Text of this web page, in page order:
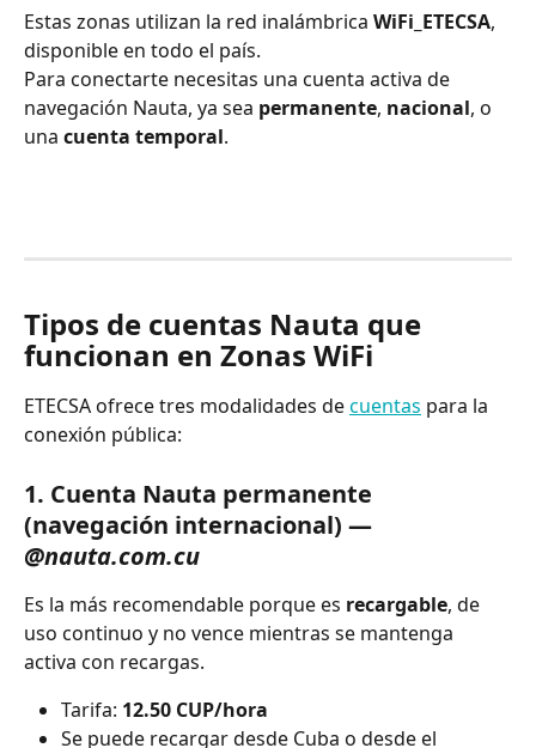
Estas zonas utilizan la red inalámbrica WiFi_ETECSA,
disponible en todo el país.
Para conectarte necesitas una cuenta activa de
navegación Nauta, ya sea permanente, nacional, o
una cuenta temporal.
Tipos de cuentas Nauta que
funcionan en Zonas WiFi
ETECSA ofrece tres modalidades de cuentas para la
conexión pública:
1. Cuenta Nauta permanente
(navegación internacional) —
@nauta.com.cu
Es la más recomendable porque es recargable, de
uso continuo y no vence mientras se mantenga
activa con recargas.
Tarifa: 12.50 CUP/hora
Se puede recargar desde Cuba o desde el